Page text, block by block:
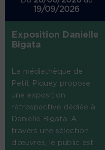
19/09/2026
Exposition Danielle
Bigata
La médiathèque de
Petit Piquey propose
une exposition
rétrospective dédiée à
Danielle Bigata. A
travers une sélection
d’œuvres, le public est